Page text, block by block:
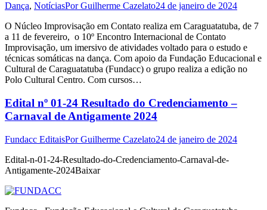
Dança, NotíciasPorGuilherme Cazelato24 de janeiro de 2024
O Núcleo Improvisação em Contato realiza em Caraguatatuba, de 7
a 11 de fevereiro, o 10º Encontro Internacional de Contato
Improvisação, um imersivo de atividades voltado para o estudo e
técnicas somáticas na dança. Com apoio da Fundação Educacional e
Cultural de Caraguatatuba (Fundacc) o grupo realiza a edição no
Polo Cultural Centro. Com cursos…
Edital nº 01-24 Resultado do Credenciamento –
Carnaval de Antigamente 2024
Fundacc EditaisPorGuilherme Cazelato24 de janeiro de 2024
Edital-n-01-24-Resultado-do-Credenciamento-Carnaval-de-
Antigamente-2024Baixar